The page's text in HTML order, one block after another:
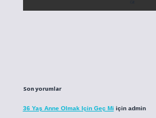
Son yorumlar
36 Yaş Anne Olmak Için Geç Mi için admin